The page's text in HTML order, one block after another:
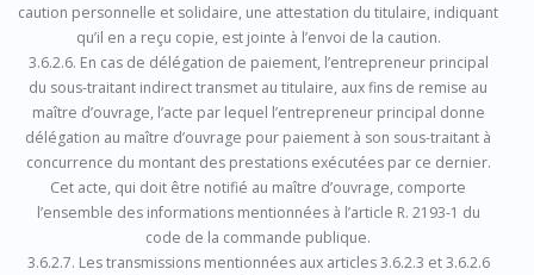
caution personnelle et solidaire, une attestation du titulaire, indiquant
qu’il en a reçu copie, est jointe à l’envoi de la caution.
3.6.2.6. En cas de délégation de paiement, l’entrepreneur principal
du sous-traitant indirect transmet au titulaire, aux fins de remise au
maître d’ouvrage, l’acte par lequel l’entrepreneur principal donne
délégation au maître d’ouvrage pour paiement à son sous-traitant à
concurrence du montant des prestations exécutées par ce dernier.
Cet acte, qui doit être notifié au maître d’ouvrage, comporte
l’ensemble des informations mentionnées à l’article R. 2193-1 du
code de la commande publique.
3.6.2.7. Les transmissions mentionnées aux articles 3.6.2.3 et 3.6.2.6